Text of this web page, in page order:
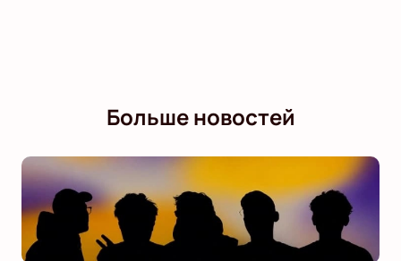
Больше новостей